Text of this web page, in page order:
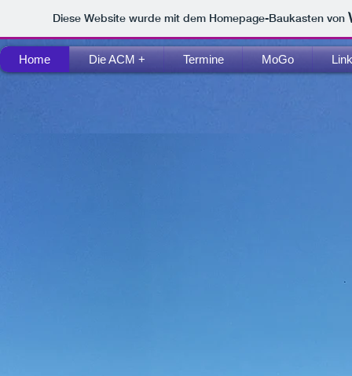
Diese Website wurde mit dem Homepage-Baukasten von
Home Die ACM + Termine MoGo